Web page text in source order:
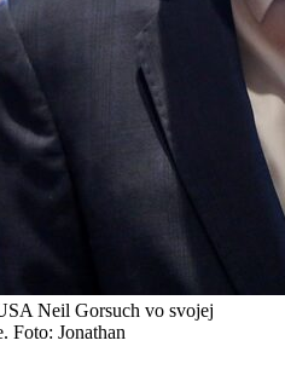
Neil Gorsuch vo svojej
Foto: Jonathan